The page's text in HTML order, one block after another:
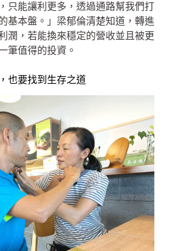
只能讓利更多，透過通路幫我們打
基本盤。」梁郁倫清楚知道，轉進
潤，若能換來穩定的營收並且被更
筆值得的投資。
也要找到生存之道